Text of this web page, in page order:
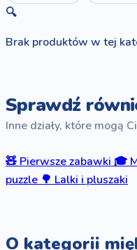
🔍
Brak produktów w tej
Sprawdź
Inne działy, które mogą
🧸 Pierwsze zabawki 🎓
puzzle 🌳 Lalki i pluszaki
O kategorii